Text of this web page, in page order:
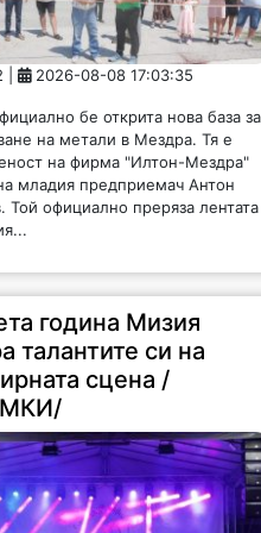
| 2026-08-08 17:03:35
бе открита нова база за
на метали в Мездра. Тя е
на фирма "Илтон-Мездра"
младия предприемач Антон
Той официално преряза лентата
година Мизия
талантите си на
сцена /